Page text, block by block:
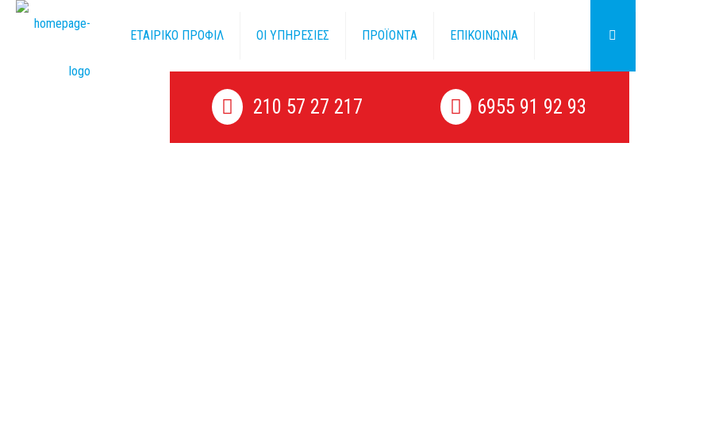
ΕΤΑΙΡΙΚΟ ΠΡΟΦΙΛ ΟΙ ΥΠΗΡΕΣΙΕΣ ΠΡΟΪΟΝΤΑ ΕΠΙΚΟΙΝΩΝΙΑ
210 57 27 217 6955 91 92 93